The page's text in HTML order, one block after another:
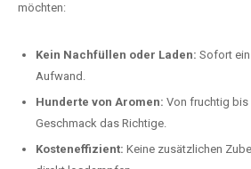
möchten:
Kein Nachfüllen oder Laden: Sofort
Aufwand.
Hunderte von Aromen: Von fruchtig
Geschmack das Richtige.
Kosteneffizient: Keine zusätzlichen